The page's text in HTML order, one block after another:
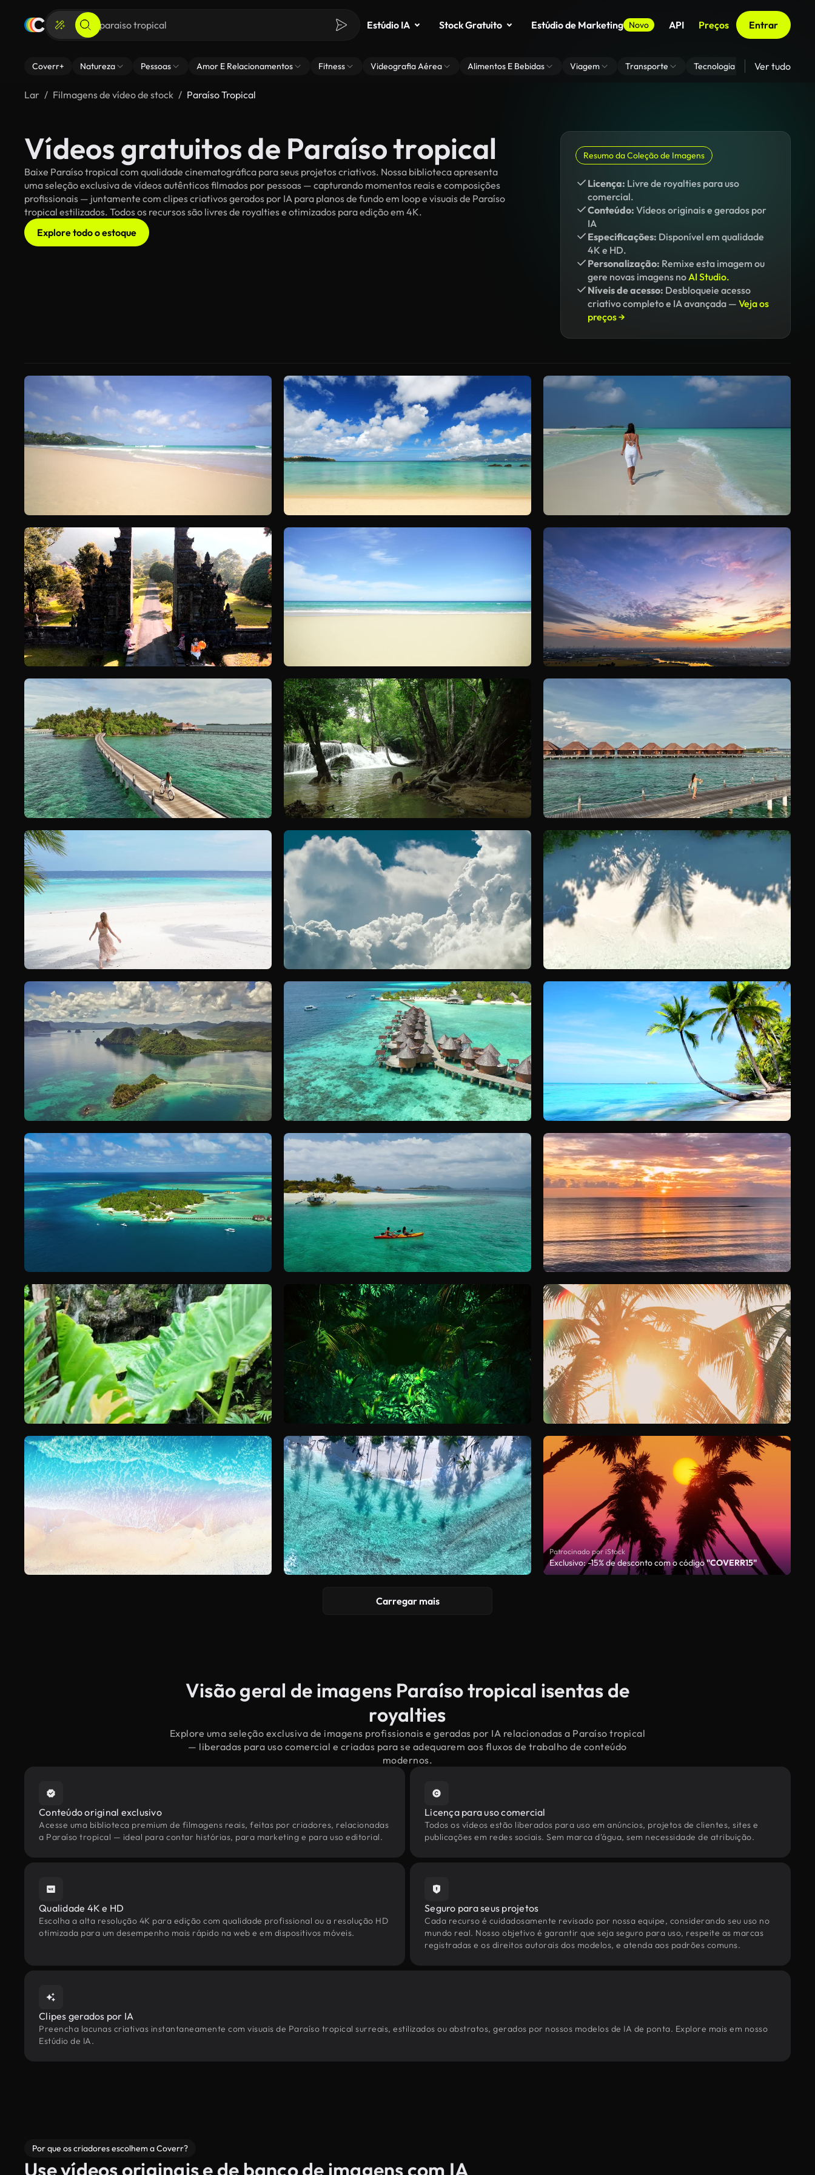
Estúdio IA Stock Gratuito Estúdio de Marketing Novo API Preços Entrar
Coverr+ Natureza Pessoas Amor E Relacionamentos Fitness Videografia Aérea Alimentos E Bebidas Viagem Transporte Tecnologia Zoom De
Ver tudo
Lar Filmagens de vídeo de stock Paraíso Tropical
Vídeos gratuitos de Paraíso tropical
Baixe Paraíso tropical com qualidade cinematográfica para seus projetos criativos. Nossa biblioteca apresenta
uma seleção exclusiva de vídeos autênticos filmados por pessoas — capturando momentos reais e composições
profissionais — juntamente com clipes criativos gerados por IA para planos de fundo em loop e visuais de Paraíso
tropical estilizados. Todos os recursos são livres de royalties e otimizados para edição em 4K.
Explore todo o estoque
Resumo da Coleção de Imagens
Licença: Livre de royalties para uso
comercial.
Conteúdo: Vídeos originais e gerados por
IA
Especificações: Disponível em qualidade
4K e HD.
Personalização: Remixe esta imagem ou
gere novas imagens noAI Studio.
Níveis de acesso: Desbloqueie acesso
criativo completo e IA avançada — Veja os
preços →
Patrocinado por iStock
Exclusivo: -15% de desconto com o código"COVERR15"
Carregar mais
Visão geral de imagens Paraíso tropical isentas de
royalties
Explore uma seleção exclusiva de imagens profissionais e geradas por IA relacionadas a Paraíso tropical
— liberadas para uso comercial e criadas para se adequarem aos fluxos de trabalho de conteúdo
modernos.
Conteúdo original exclusivo
Acesse uma biblioteca premium de filmagens reais, feitas por criadores, relacionadas
a Paraíso tropical — ideal para contar histórias, para marketing e para uso editorial.
Licença para uso comercial
Todos os vídeos estão liberados para uso em anúncios, projetos de clientes, sites e
publicações em redes sociais. Sem marca d'água, sem necessidade de atribuição.
Qualidade 4K e HD
Escolha a alta resolução 4K para edição com qualidade profissional ou a resolução HD
otimizada para um desempenho mais rápido na web e em dispositivos móveis.
Seguro para seus projetos
Cada recurso é cuidadosamente revisado por nossa equipe, considerando seu uso no
mundo real. Nosso objetivo é garantir que seja seguro para uso, respeite as marcas
registradas e os direitos autorais dos modelos, e atenda aos padrões comuns.
Clipes gerados por IA
Preencha lacunas criativas instantaneamente com visuais de Paraíso tropical surreais, estilizados ou abstratos, gerados por nossos modelos de IA de ponta. Explore mais em nosso
Estúdio de IA.
Por que os criadores escolhem a Coverr?
Use vídeos originais e de banco de imagens com IA